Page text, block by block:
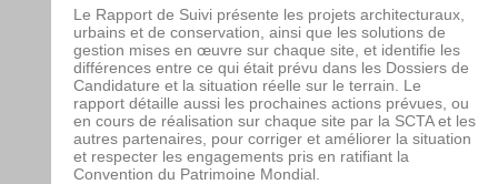
Le Rapport de Suivi présente les projets architecturaux,
urbains et de conservation, ainsi que les solutions de
gestion mises en œuvre sur chaque site, et identifie les
différences entre ce qui était prévu dans les Dossiers de
Candidature et la situation réelle sur le terrain. Le
rapport détaille aussi les prochaines actions prévues, ou
en cours de réalisation sur chaque site par la SCTA et les
autres partenaires, pour corriger et améliorer la situation
et respecter les engagements pris en ratifiant la
Convention du Patrimoine Mondial.